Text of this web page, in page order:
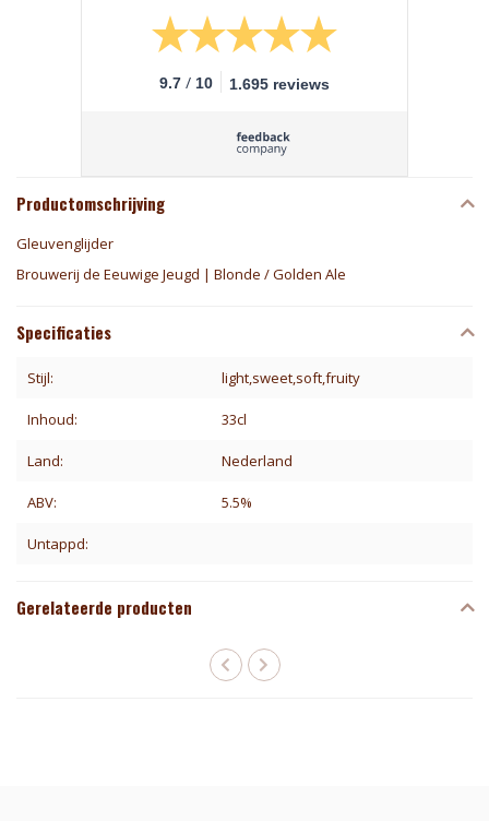
9.7 / 10 1.695 reviews
Productomschrijving
Gleuvenglijder
Brouwerij de Eeuwige Jeugd | Blonde / Golden Ale
Specificaties
Stijl: light,sweet,soft,fruity
Inhoud: 33cl
Land: Nederland
ABV: 5.5%
Untappd:
Gerelateerde producten